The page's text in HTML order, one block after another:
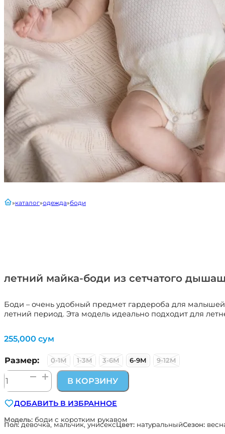
летний майка-боди из сетчатого
Боди – очень удобный предмет гардероба для
летний период. Эта модель идеально подходит для
главнаякаталог одежда боди
255,000 сум
Размер: 0-1М 1-3М 3-6М 6-9М 9-12М
Количество
товара
майка-
боди
из
В КОРЗИНУ
ДОБАВИТЬ В ИЗБРАННОЕ
Модель: боди с коротким рукавом
Пол:девочка, мальчик, унисексЦвет: натуральныйСезон: